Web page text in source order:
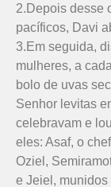
2.Depois desse
pacíficos, Davi
3.Em seguida,
mulheres, a
bolo de uvas
Senhor levitas
celebravam e
eles: Asaf, o
Oziel,
e Jeiel,